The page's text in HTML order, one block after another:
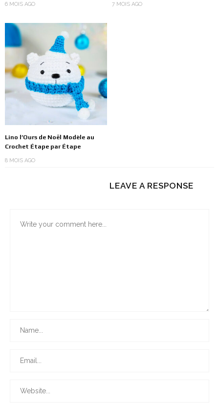
6 MOIS AGO 7 MOIS AGO
Lino l’Ours de Noël Modèle au
Crochet Étape par Étape
8 MOIS AGO
LEAVE A RESPONSE